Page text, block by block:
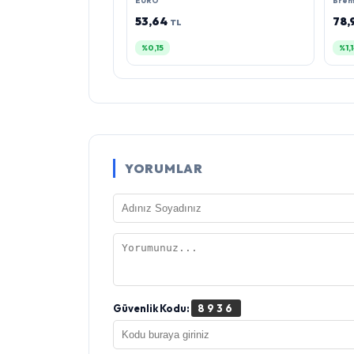
53,64 TL
%0,15
YORUMLAR
Güvenlik Kodu: 8936